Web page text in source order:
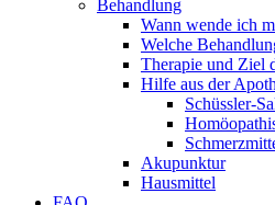
Behandlung
Wann wende ich
Welche
Therapie und Ziel
Hilfe aus der
Schüssler-
Akupunktur
Hausmittel